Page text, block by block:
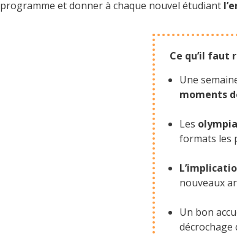
programme et donner à chaque nouvel étudiant
Ce qu’il faut
Une
moments
Les
formats les
nouveaux
Un bon
décrochage